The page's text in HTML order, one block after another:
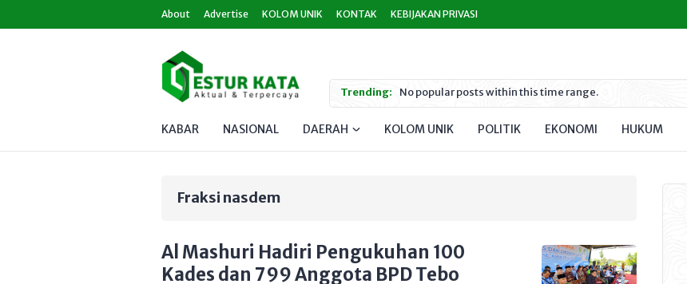
About Advertise KOLOM UNIK KONTAK KEBIJAKAN PRIVASI
Trending: No popular posts within this time range.
KABAR NASIONAL DAERAH KOLOM UNIK POLITIK EKONOMI HUKUM
Fraksi nasdem
Al Mashuri Hadiri Pengukuhan 100
Kades dan 799 Anggota BPD Tebo